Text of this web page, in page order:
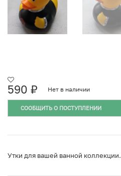
590 ₽ Нет в наличии
СООБЩИТЬ О ПОСТУПЛЕНИИ
Утки для вашей ванной коллекции.